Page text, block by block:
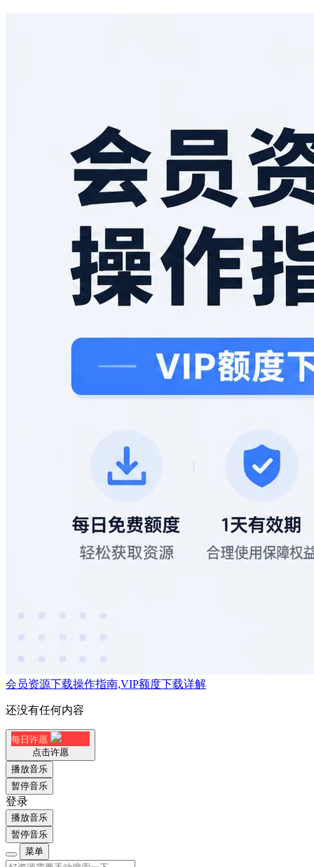
会员资源下载操作指南,VIP额度下载详解
还没有任何内容
每日许愿
点击许愿
播放音乐
暂停音乐
登录
播放音乐
暂停音乐
菜单